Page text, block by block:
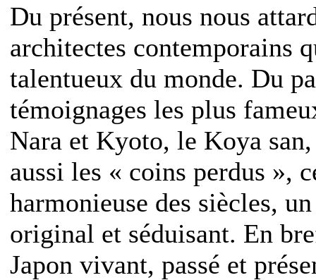
Du présent, nous nous
architectes contemporains
talentueux du monde. Du
témoignages les plus
Nara et Kyoto, le Koya
aussi les « coins perdus »,
harmonieuse des siècles,
original et séduisant. En
Japon vivant, passé et